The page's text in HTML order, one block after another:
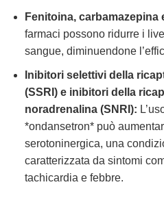
Fenitoina, carbamazepina
farmaci possono ridurre i
sangue, diminuendone
Inibitori selettivi della
(SSRI) e inibitori della
noradrenalina (SNRI):
*ondansetron* può
serotoninergica, una
caratterizzata da sintomi
tachicardia e febbre.